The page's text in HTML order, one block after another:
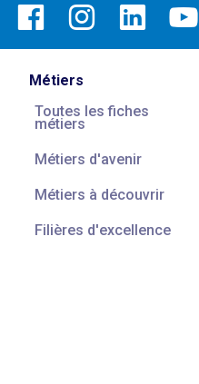
Métiers
Toutes les fiches
métiers
Métiers d'avenir
Métiers à découvrir
Filières d'excellence